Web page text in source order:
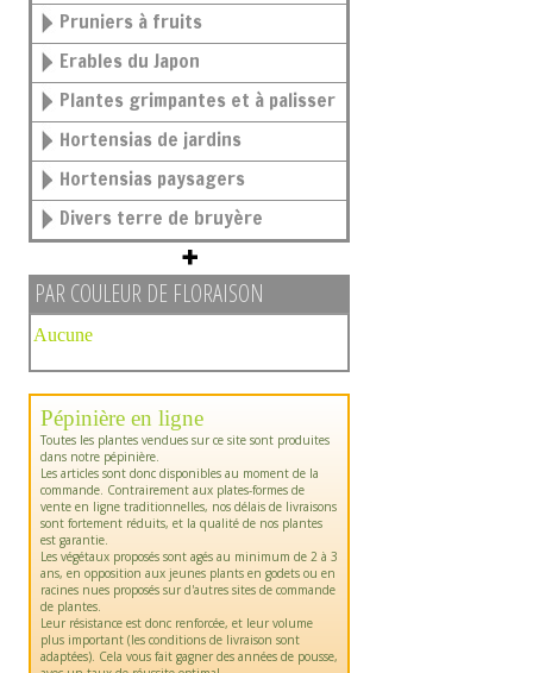
Pruniers à fruits
Erables du Japon
Plantes grimpantes et à palisser
Hortensias de jardins
Hortensias paysagers
Divers terre de bruyère
PAR COULEUR DE FLORAISON
Aucune
Pépinière en ligne
Toutes les plantes vendues sur ce site sont produites
dans notre pépinière.
Les articles sont donc disponibles au moment de la
commande. Contrairement aux plates-formes de
vente en ligne traditionnelles, nos délais de livraisons
sont fortement réduits, et la qualité de nos plantes
est garantie.
Les végétaux proposés sont agés au minimum de 2 à 3
ans, en opposition aux jeunes plants en godets ou en
racines nues proposés sur d'autres sites de commande
de plantes.
Leur résistance est donc renforcée, et leur volume
plus important (les conditions de livraison sont
adaptées). Cela vous fait gagner des années de pousse,